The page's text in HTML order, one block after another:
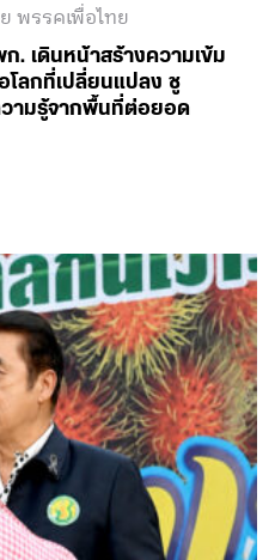
พรรคเพื่อไทย
. เดินหน้าสร้างความเข้ม
โลกที่เปลี่ยนแปลง ชู
วามรู้จากพื้นที่ต่อยอด